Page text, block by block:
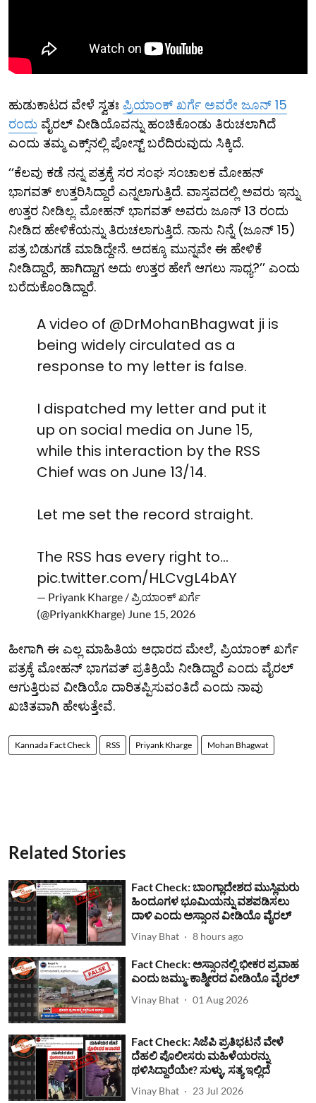
ಹುಡುಕಾಟದ ವೇಳೆ ಸ್ವತಃ ಪ್ರಿಯಾಂಕ್ ಖರ್ಗೆ ಅವರೇ ಜೂನ್ 15
ರಂದು ವೈರಲ್ ವೀಡಿಯೊವನ್ನು ಹಂಚಿಕೊಂಡು ತಿರುಚಲಾಗಿದೆ
ಎಂದು ತಮ್ಮ ಎಕ್ಸ್​ನಲ್ಲಿ ಪೋಸ್ಟ್ ಬರೆದಿರುವುದು ಸಿಕ್ಕಿದೆ.
‘‘ಕೆಲವು ಕಡೆ ನನ್ನ ಪತ್ರಕ್ಕೆ ಸರ ಸಂಘ ಸಂಚಾಲಕ ಮೋಹನ್
ಭಾಗವತ್ ಉತ್ತರಿಸಿದ್ದಾರೆ ಎನ್ನಲಾಗುತ್ತಿದೆ. ವಾಸ್ತವದಲ್ಲಿ ಅವರು ಇನ್ನು
ಉತ್ತರ ನೀಡಿಲ್ಲ. ಮೋಹನ್ ಭಾಗವತ್ ಅವರು ಜೂನ್ 13 ರಂದು
ನೀಡಿದ ಹೇಳಿಕೆಯನ್ನು ತಿರುಚಲಾಗುತ್ತಿದೆ. ನಾನು ನಿನ್ನೆ (ಜೂನ್ 15)
ಪತ್ರ ಬಿಡುಗಡೆ ಮಾಡಿದ್ದೇನೆ. ಅದಕ್ಕೂ ಮುನ್ನವೇ ಈ ಹೇಳಿಕೆ
ನೀಡಿದ್ದಾರೆ, ಹಾಗಿದ್ದಾಗ ಅದು ಉತ್ತರ ಹೇಗೆ ಆಗಲು ಸಾಧ್ಯ?’’ ಎಂದು
ಬರೆದುಕೊಂಡಿದ್ದಾರೆ.
A video of @DrMohanBhagwat ji is
being widely circulated as a
response to my letter is false.
I dispatched my letter and put it
up on social media on June 15,
while this interaction by the RSS
Chief was on June 13/14.
Let me set the record straight.
The RSS has every right to…
pic.twitter.com/HLCvgL4bAY
— Priyank Kharge / ಪ್ರಿಯಾಂಕ್ ಖರ್ಗೆ
(@PriyankKharge) June 15, 2026
ಹೀಗಾಗಿ ಈ ಎಲ್ಲ ಮಾಹಿತಿಯ ಆಧಾರದ ಮೇಲೆ, ಪ್ರಿಯಾಂಕ್ ಖರ್ಗೆ
ಪತ್ರಕ್ಕೆ ಮೋಹನ್ ಭಾಗವತ್ ಪ್ರತಿಕ್ರಿಯೆ ನೀಡಿದ್ದಾರೆ ಎಂದು ವೈರಲ್
ಆಗುತ್ತಿರುವ ವೀಡಿಯೊ ದಾರಿತಪ್ಪಿಸುವಂತಿದೆ ಎಂದು ನಾವು
ಖಚಿತವಾಗಿ ಹೇಳುತ್ತೇವೆ.
Kannada Fact Check RSS Priyank Kharge Mohan Bhagwat
Related Stories
Fact Check: ಬಾಂಗ್ಲಾದೇಶದ ಮುಸ್ಲಿಮರು
ಹಿಂದೂಗಳ ಭೂಮಿಯನ್ನು ವಶಪಡಿಸಲು
ದಾಳಿ ಎಂದು ಅಸ್ಸಾಂನ ವೀಡಿಯೊ ವೈರಲ್
Vinay Bhat 8 hours ago
Fact Check: ಅಸ್ಸಾಂನಲ್ಲಿ ಭೀಕರ ಪ್ರವಾಹ
ಎಂದು ಜಮ್ಮು-ಕಾಶ್ಮೀರದ ವೀಡಿಯೊ ವೈರಲ್
Vinay Bhat 01 Aug 2026
Fact Check: ಸಿಜೆಪಿ ಪ್ರತಿಭಟನೆ ವೇಳೆ
ದೆಹಲಿ ಪೊಲೀಸರು ಮಹಿಳೆಯರನ್ನು
ಥಳಿಸಿದ್ದಾರೆಯೇ? ಸುಳ್ಳು, ಸತ್ಯ ಇಲ್ಲಿದೆ
Vinay Bhat 23 Jul 2026